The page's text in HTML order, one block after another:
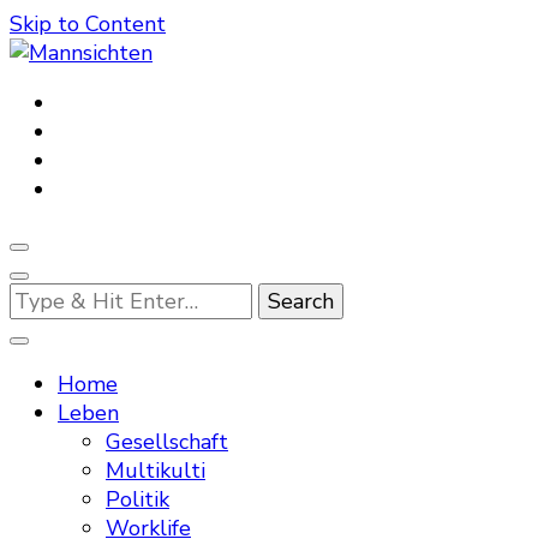
Skip to Content
Mannsichten
Was Männer wollen. Was Männer denken.
Looking
for
Something?
Home
Leben
Gesellschaft
Multikulti
Politik
Worklife